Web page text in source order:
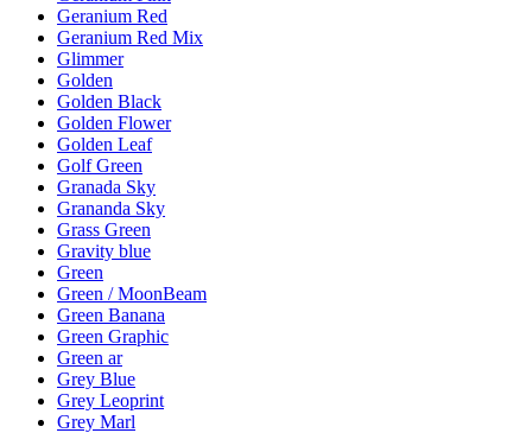
Geranium Red
Geranium Red Mix
Glimmer
Golden
Golden Black
Golden Flower
Golden Leaf
Golf Green
Granada Sky
Grananda Sky
Grass Green
Gravity blue
Green
Green / MoonBeam
Green Banana
Green Graphic
Green ar
Grey Blue
Grey Leoprint
Grey Marl